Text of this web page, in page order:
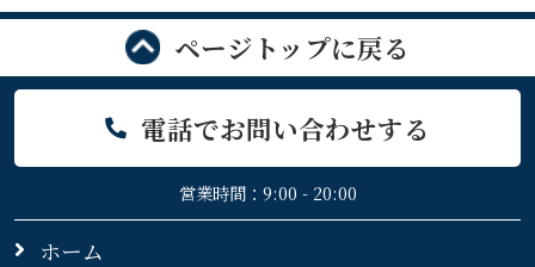
ページトップに戻る
電話でお問い合わせする
営業時間：9:00 - 20:00
ホーム